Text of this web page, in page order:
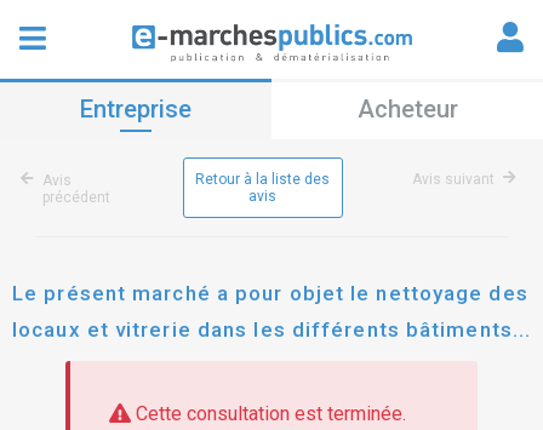
Entreprise Acheteur
Avis
précédent
Retour à la liste des
avis
Avis suivant
Le présent marché a pour objet le nettoyage des
locaux et vitrerie dans les différents bâtiments
de la commune de vineuil
Cette consultation est terminée.